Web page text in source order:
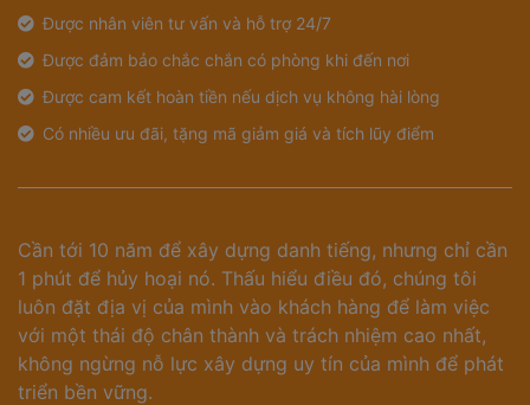
Được nhân viên tư vấn và hỗ trợ 24/7
Được đảm bảo chắc chắn có phòng khi đến nơi
Được cam kết hoàn tiền nếu dịch vụ không hài lòng
Có nhiều ưu đãi, tặng mã giảm giá và tích lũy điểm
Cần tới 10 năm để xây dựng danh tiếng, nhưng chỉ cần
1 phút để hủy hoại nó. Thấu hiểu điều đó, chúng tôi
luôn đặt địa vị của mình vào khách hàng để làm việc
với một thái độ chân thành và trách nhiệm cao nhất,
không ngừng nỗ lực xây dựng uy tín của mình để phát
triển bền vững.